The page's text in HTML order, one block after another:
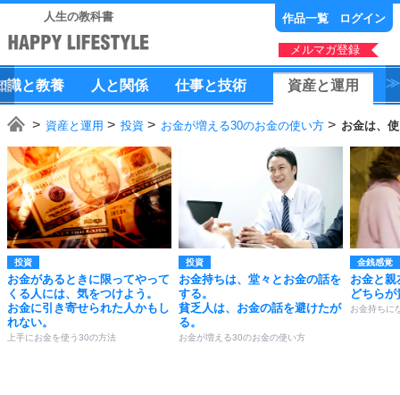
人生の教科書 作品一覧 ログイン
メルマガ登録
識と教養 人 と 関係 仕事と技術 資産と運用
資産と運用 投資 お金が増える30のお金の使い方 お金は、
投資
お金があるときに限ってやって
くる人には、気をつけよう。
お金に引き寄せられた人かもし
れない。
上手にお金を使う30の方法
投資
お金持ちは、堂々とお金の話を
する。
貧乏人は、お金の話を避けたが
る。
お金が増える30のお金の使い方
金銭感覚
お金と親
どちら
お金持ちに